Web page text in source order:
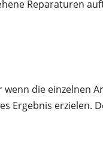
Reparaturen
die einzelnen
Ergebnis erzielen.